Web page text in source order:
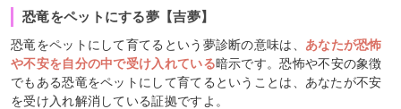
恐竜をペットにする夢【吉夢】
恐竜をペットにして育てるという夢診断の意味は、 あなたが恐怖
や不安を自分の中で受け入れている暗示です。恐怖や不安の象徴
でもある恐竜をペットにして育てるということは、あなたが不安
を受け入れ解消している証拠ですよ。